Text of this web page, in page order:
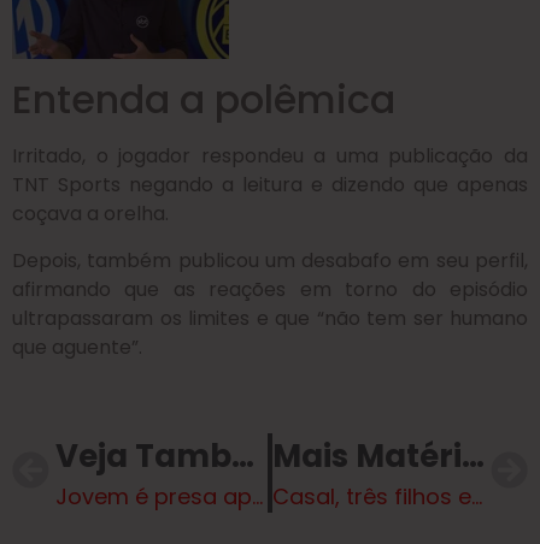
Entenda a polêmica
Irritado, o jogador respondeu a uma publicação da
TNT Sports negando a leitura e dizendo que apenas
coçava a orelha.
Depois, também publicou um desabafo em seu perfil,
afirmando que as reações em torno do episódio
ultrapassaram os limites e que “não tem ser humano
que aguente”.
Veja Também
Jovem é presa após atear fogo e matar atendente por ciúmes em MG. Veja vídeo
Mais Matérias
Casal, três filhos e avó morrem em grave acidente na BR-251 em MG